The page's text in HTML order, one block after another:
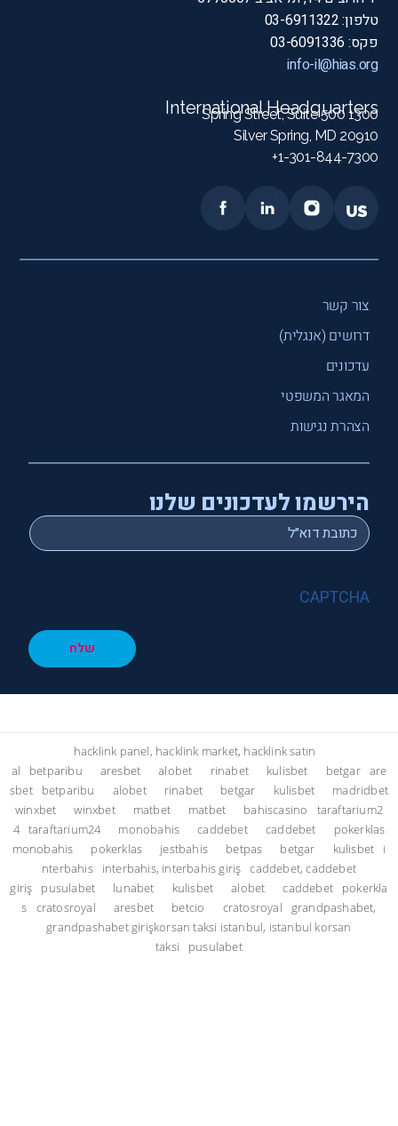
טלפון: 03-6911322
פקס: 03-6091336
info-il@hias.org
International Headquarters
1300 Spring Street, Suite 500
Silver Spring, MD 20910
1-301-844-7300+
צור קשר
דרושים (אנגלית)
עדכונים
המאגר המשפטי
הצהרת נגישות
הירשמו לעדכונים שלנו
Email
*
CAPTCHA
שלח
hacklink panel, hacklink market, hacklink satın
al
betparibu aresbet alobet rinabet kulisbet betgar
are
sbet
betparibu alobet rinabet betgar kulisbet
madridbet
winxbet
winxbet matbet matbet bahiscasino
taraftarium2
4 taraftarium24 monobahis caddebet caddebet
pokerklas
monobahis
pokerklas jestbahis betpas betgar kulisbet
i
nterbahis
interbahis, interbahis giriş
caddebet, caddebet
giriş
pusulabet lunabet kulisbet alobet caddebet
pokerkla
s
cratosroyal aresbet betcio cratosroyal
grandpashabet,
grandpashabet girişkorsan taksi istanbul, istanbul korsan
taksi
pusulabet